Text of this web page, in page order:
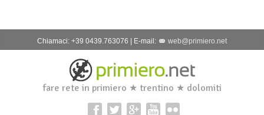
Chiamaci: +39 0439.763076 | E-mail: web@primiero.net
fare rete in primiero ★ trentino ★ dolomiti